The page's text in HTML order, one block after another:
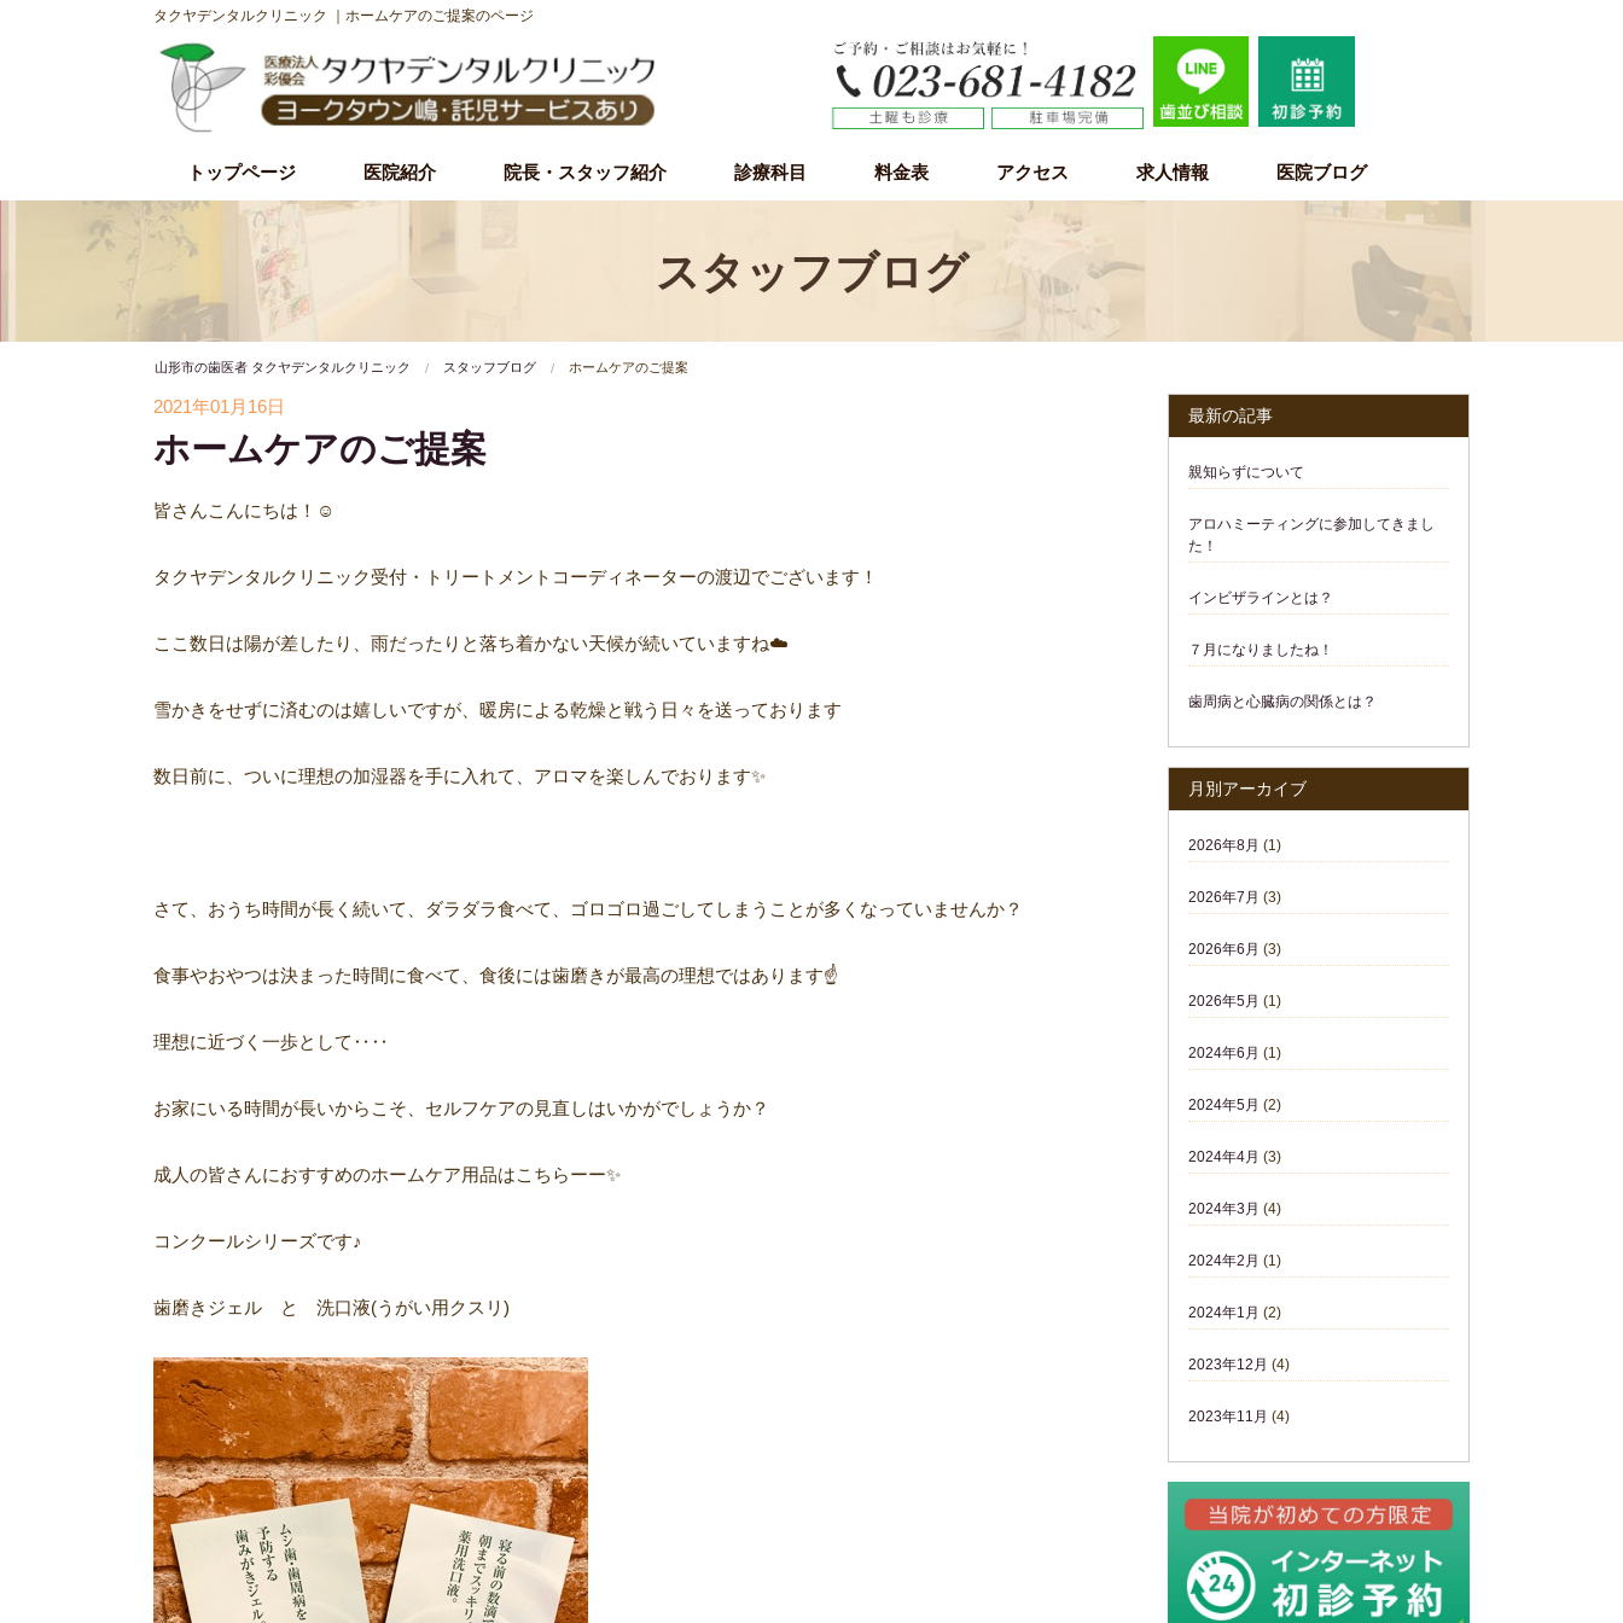
タクヤデンタルクリニック ｜ホームケアのご提案のページ
トップページ 医院紹介
初診時の流れ
理事長紹介
院内・設備紹介
治療理念・方針
院長・スタッフ紹介 診療科目 料金表 アクセス 求人情報 医院ブログ
スタッフブログ
山形市の歯医者 タクヤデンタルクリニック スタッフブログ ホームケアのご提案
2021年01月16日
ホームケアのご提案
皆さんこんにちは！ ☺️
タクヤデンタルクリニック受付・トリートメントコーディネーターの渡辺でございます！
ここ数日は陽が差したり、雨だったりと落ち着かない天候が続いていますね☁️
雪かきをせずに済むのは嬉しいですが、暖房による乾燥と戦う日々を送っております
数日前に、ついに理想の加湿器を手に入れて、アロマを楽しんでおります✨
さて、おうち時間が長く続いて、ダラダラ食べて、ゴロゴロ過ごしてしまうことが多くなっていませんか？
食事やおやつは決まった時間に食べて、食後には歯磨き が最高の理想ではあります☝️
理想に近づく一歩として‥‥
お家にいる時間が長いからこそ、セルフケアの見直しはいかがでしょうか？
成人の皆さんにおすすめのホームケア用品はこちらーー✨
コンクールシリーズです♪
歯磨きジェル と 洗口液(うがい用クスリ )
最新の記事
親知らずについて
アロハミーティングに参加してきまし
た！
インビザラインとは？
７月になりましたね！
歯周病と心臓病の関係とは？
月別アーカイブ
2026年8月 (1)
2026年7月 (3)
2026年6月 (3)
2026年5月 (1)
2024年6月 (1)
2024年5月 (2)
2024年4月 (3)
2024年3月 (4)
2024年2月 (1)
2024年1月 (2)
2023年12月 (4)
2023年11月 (4)